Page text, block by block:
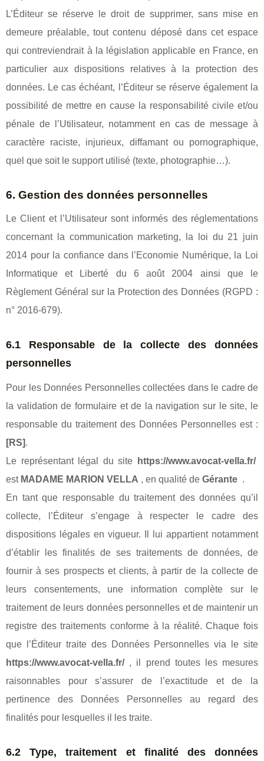
L’Éditeur se réserve le droit de supprimer, sans mise en
demeure préalable, tout contenu déposé dans cet espace
qui contreviendrait à la législation applicable en France, en
particulier aux dispositions relatives à la protection des
données. Le cas échéant, l’Éditeur se réserve également la
possibilité de mettre en cause la responsabilité civile et/ou
pénale de l’Utilisateur, notamment en cas de message à
caractère raciste, injurieux, diffamant ou pornographique,
quel que soit le support utilisé (texte, photographie…).
6. Gestion des données personnelles
Le Client et l’Utilisateur sont informés des réglementations
concernant la communication marketing, la loi du 21 juin
2014 pour la confiance dans l’Economie Numérique, la Loi
Informatique et Liberté du 6 août 2004 ainsi que le
Règlement Général sur la Protection des Données (RGPD :
n° 2016-679).
6.1 Responsable de la collecte des données
personnelles
Pour les Données Personnelles collectées dans le cadre de
la validation de formulaire et de la navigation sur le site, le
responsable du traitement des Données Personnelles est :
[RS].
Le représentant légal du site
https://www.avocat-vella.fr/
est MADAME MARION VELLA , en qualité de Gérante .
En tant que responsable du traitement des données qu’il
collecte, l’Éditeur s’engage à respecter le cadre des
dispositions légales en vigueur. Il lui appartient notamment
d’établir les finalités de ses traitements de données, de
fournir à ses prospects et clients, à partir de la collecte de
leurs consentements, une information complète sur le
traitement de leurs données personnelles et de maintenir un
registre des traitements conforme à la réalité. Chaque fois
que l’Éditeur traite des Données Personnelles via le site
https://www.avocat-vella.fr/ , il prend toutes les mesures
raisonnables pour s’assurer de l’exactitude et de la
pertinence des Données Personnelles au regard des
finalités pour lesquelles il les traite.
6.2 Type, traitement et finalité des données